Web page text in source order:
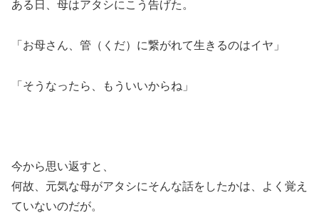
ある日、母はアタシにこう告げた。
「お母さん、管（くだ）に繋がれて生きるのはイヤ」
「そうなったら、もういいからね」
今から思い返すと、
何故、元気な母がアタシにそんな話をしたかは、よく覚え
ていないのだが。